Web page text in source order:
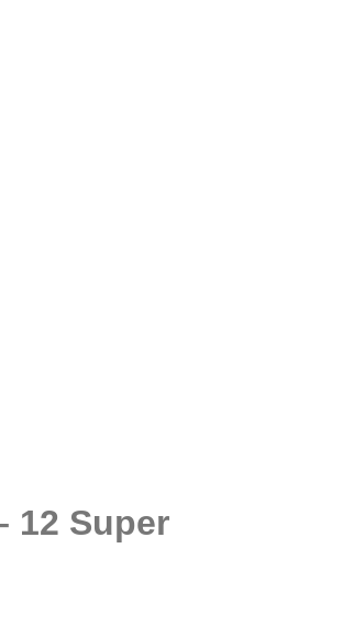
12 Super